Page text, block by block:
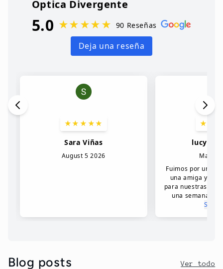
Blog posts Ver todo